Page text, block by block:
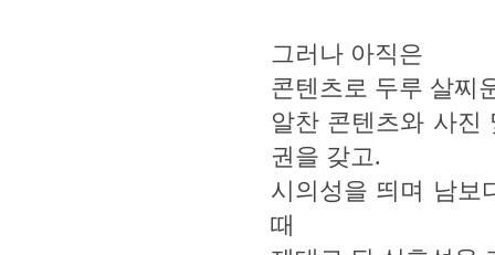
그러나 아직은
콘텐츠로 두루 살찌
알찬 콘텐츠와 사진
권을 갖고.
시의성을 띄며 남
때